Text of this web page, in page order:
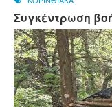
Συγκέντρωση